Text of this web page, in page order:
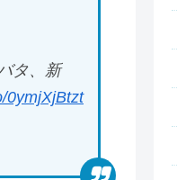
タ、新
0ymjXjBtzt